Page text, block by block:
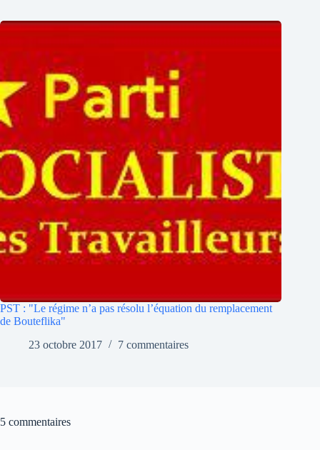
PST : "Le régime n’a pas résolu l’équation du remplacement
de Bouteflika"
23 octobre 2017
7 commentaires
5 commentaires